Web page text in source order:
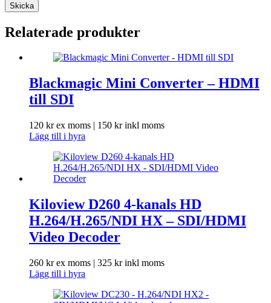
Skicka
Relaterade produkter
Blackmagic Mini Converter – HDMI
till SDI
120 krex moms | 150 krinkl moms
Lägg till i hyra
Kiloview D260 4-kanals HD
H.264/H.265/NDI HX – SDI/HDMI
Video Decoder
260 krex moms | 325 krinkl moms
Lägg till i hyra